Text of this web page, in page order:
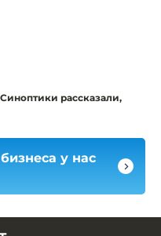
рассказали,
у нас